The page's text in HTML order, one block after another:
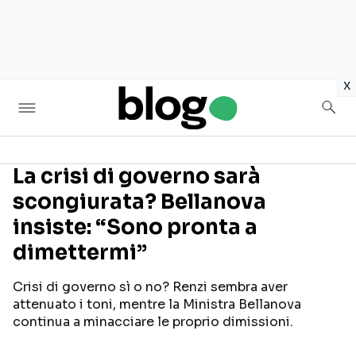
x
Seguici sui social
La crisi di governo sarà
scongiurata? Bellanova
insiste: “Sono pronta a
dimettermi”
Crisi di governo sì o no? Renzi sembra aver
attenuato i toni, mentre la Ministra Bellanova
continua a minacciare le proprio dimissioni.